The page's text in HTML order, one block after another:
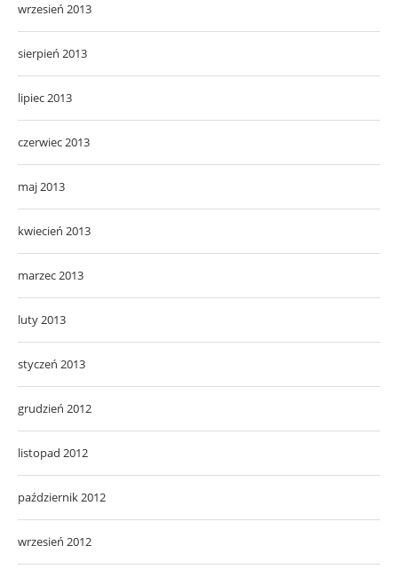
wrzesień 2013
sierpień 2013
lipiec 2013
czerwiec 2013
maj 2013
kwiecień 2013
marzec 2013
luty 2013
styczeń 2013
grudzień 2012
listopad 2012
październik 2012
wrzesień 2012